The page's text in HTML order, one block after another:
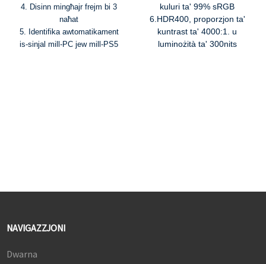
4. Disinn mingħajr frejm bi 3
naħat
5. Identifika awtomatikament
is-sinjal mill-PC jew mill-PS5
kuluri ta' 99% sRGB
6.HDR400, proporzjon ta'
kuntrast ta' 4000:1. u
luminożità ta' 300nits
NAVIGAZZJONI
Dwarna